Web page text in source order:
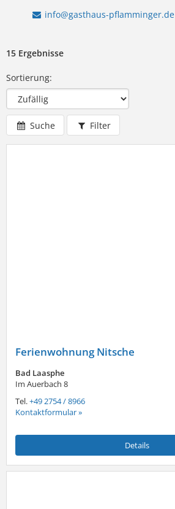
info@gasthaus-pflamminger.de
15 Ergebnisse
Sortierung:
Suche Filter
Ferienwohnung Nitsche
Bad Laasphe
Im Auerbach 8
Tel.+49 2754 / 8966
Kontaktformular »
Details